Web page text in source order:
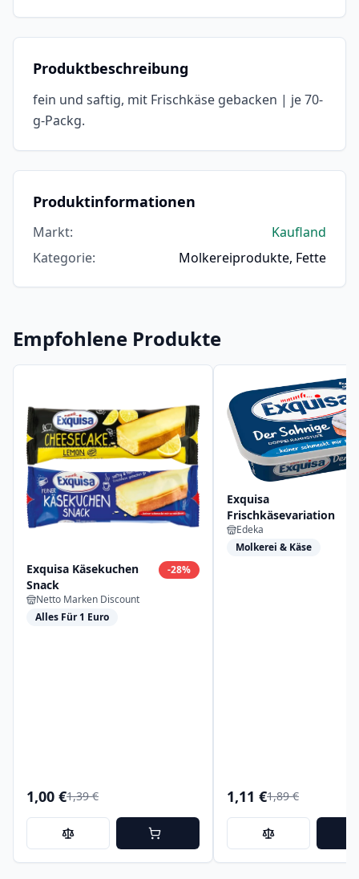
Produktbeschreibung
fein und saftig, mit Frischkäse gebacken | je 70-
g-Packg.
Produktinformationen
Markt:
Kaufland
Kategorie: Molkereiprodukte, Fette
Empfohlene Produkte
Exquisa Käsekuchen
Snack
-28%
Netto Marken Discount
Alles Für 1 Euro
1,00 €1,39 €
Exquisa
Frischkäsevariation
Edeka
Molkerei & Käse
1,11 €1,89 €